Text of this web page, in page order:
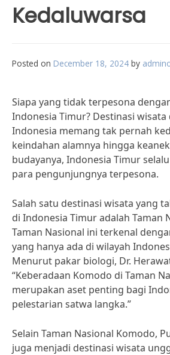
Kedaluwarsa
Posted on December 18, 2024 by
Siapa yang tidak terpesona
Indonesia Timur? Destinasi
Indonesia memang tak pernah
keindahan alamnya hingga
budayanya, Indonesia Timur
para pengunjungnya terpesona.
Salah satu destinasi wisata yang
di Indonesia Timur adalah Taman
Taman Nasional ini terkenal
yang hanya ada di wilayah
Menurut pakar biologi, Dr.
“Keberadaan Komodo di Taman
merupakan aset penting bagi
pelestarian satwa langka.”
Selain Taman Nasional Komodo,
juga menjadi destinasi wisata